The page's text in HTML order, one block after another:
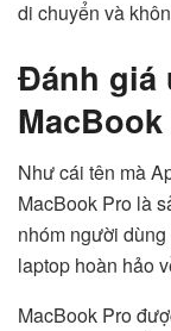
di chuyển và
Đánh giá
Như cái tên mà
MacBook Pro là
nhóm người
laptop hoàn hảo
MacBook Pro